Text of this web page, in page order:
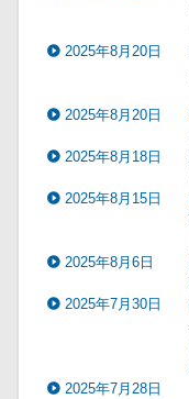
2025年8月20日
2025年8月20日
2025年8月18日
2025年8月15日
2025年8月6日
2025年7月30日
2025年7月28日